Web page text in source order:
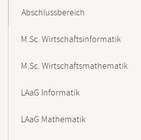
Abschlussbereich
M.Sc. Wirtschaftsinformatik
M.Sc. Wirtschaftsmathematik
LAaG Informatik
LAaG Mathematik